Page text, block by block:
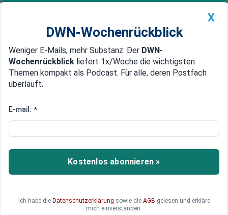
Newsticker MEIN DWN: Geldanlage Premium
Edelmetalle DWN-Magazin China
Wer sitzt am längeren Hebel
Gipfeltreffen: Weidmann und
Draghi treffen sich noch vor
EZB-Sitzung
EZB-Chef Mario Draghi und Bundesbank-
der nächsten EZB-Ratssitzung zu „einer Tasse
Kaffee“ treffen. Jens Weidmanns Bundesbank
X
DWN-Wochenrückblick
Weniger E-Mails, mehr Substanz: Der DWN-
Wochenrückblick liefert 1x/Woche die wichtigsten
Themen kompakt als Podcast. Für alle, deren Postfach
überläuft.
E-mail: *
Kostenlos abonnieren »
Ich habe die Datenschutzerklärung sowie die AGB gelesen und erkläre
mich einverstanden.